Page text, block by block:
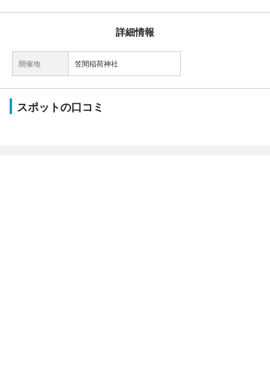
詳細情報
開催地 笠間稲荷神社
スポットの口コミ